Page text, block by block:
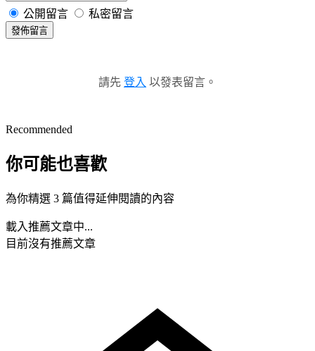
公開留言 私密留言
發佈留言
請先 登入 以發表留言。
Recommended
你可能也喜歡
為你精選 3 篇值得延伸閱讀的內容
載入推薦文章中...
目前沒有推薦文章